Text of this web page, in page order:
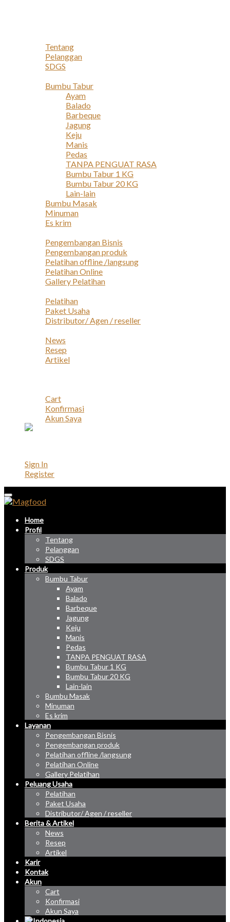
Tentang
Pelanggan
SDGS
Bumbu Tabur
Ayam
Balado
Barbeque
Jagung
Keju
Manis
Pedas
TANPA PENGUAT RASA
Bumbu Tabur 1 KG
Bumbu Tabur 20 KG
Lain-lain
Bumbu Masak
Minuman
Es krim
Pengembangan Bisnis
Pengembangan produk
Pelatihan offline /langsung
Pelatihan Online
Gallery Pelatihan
Pelatihan
Paket Usaha
Distributor/ Agen / reseller
News
Resep
Artikel
Cart
Konfirmasi
Akun Saya
Sign In
Register
Home
Profil
Tentang
Pelanggan
SDGS
Produk
Bumbu Tabur
Ayam
Balado
Barbeque
Jagung
Keju
Manis
Pedas
TANPA PENGUAT RASA
Bumbu Tabur 1 KG
Bumbu Tabur 20 KG
Lain-lain
Bumbu Masak
Minuman
Es krim
Layanan
Pengembangan Bisnis
Pengembangan produk
Pelatihan offline /langsung
Pelatihan Online
Gallery Pelatihan
Peluang Usaha
Pelatihan
Paket Usaha
Distributor/ Agen / reseller
Berita & Artikel
News
Resep
Artikel
Karir
Kontak
Akun
Cart
Konfirmasi
Akun Saya